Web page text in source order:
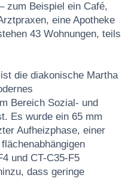
zum Beispiel ein Café,
eine Apotheke
43 Wohnungen, teils
die diakonische Martha
Bereich Sozial- und
Es wurde ein 65 mm
Aufheizphase, einer
und CT-C35-F5
dass geringe